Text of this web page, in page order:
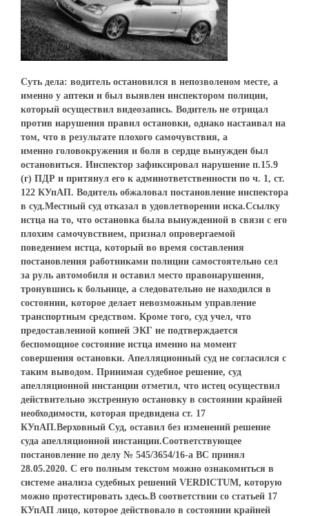
Суть дела: водитель остановился в непозволеном месте, а
именно у аптеки и был выявлен инспектором полиции,
который осуществил видеозапись. Водитель не отрицал
против нарушения правил остановки, однако настаивал на
том, что в результате плохого самочувствия, а
именно головокружения и боля в сердце вынужден был
остановиться. Инспектор зафиксировал нарушение п.15.9
(г) ПДР и притянул его к админответственности по ч. 1, ст.
122 КУпАП. Водитель обжаловал постановление инспектора
в суд.Местный суд отказал в удовлетворении иска.Ссылку
истца на то, что остановка была вынужденной в связи с его
плохим самочувствием, признал опровергаемой
поведением истца, который во время составления
постановления работниками полиции самостоятельно сел
за руль автомобиля и оставил место правонарушения,
тронувшись к больнице, а следовательно не находился в
состоянии, которое делает невозможным управление
транспортным средством. Кроме того, суд учел, что
предоставленной копией ЭКГ не подтверждается
беспомощное состояние истца именно на момент
совершения остановки. Апелляционный суд не согласился с
таким выводом. Принимая судебное решение, суд
апелляционной инстанции отметил, что истец осуществил
действительно экстренную остановку в состоянии крайней
необходимости, которая предвидена ст. 17
КУпАП.Верховный Суд, оставил без изменений решение
суда апелляционной инстанции.Соответствующее
постановление по делу № 545/3654/16-а ВС принял
28.05.2020. С его полным текстом можно ознакомиться в
системе анализа судебных решений VERDICTUM, которую
можно протестировать здесь.В соответствии со статьей 17
КУпАП лицо, которое действовало в состоянии крайней